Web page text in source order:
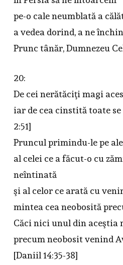
pe-o cale neumblată a
a vedea dorind, a ne
Prunc tânăr, Dumnezeu
20:
De cei nerătăciţi magi
iar de cea cinstită toate
2:51]
Pruncul primindu-le pe
al celei ce a făcut-o cu
neîntinată
şi al celor ce arată cu
mintea cea neobosită
Căci nici unul din aceştia
precum neobosit venind
[Daniil 14:35-38]